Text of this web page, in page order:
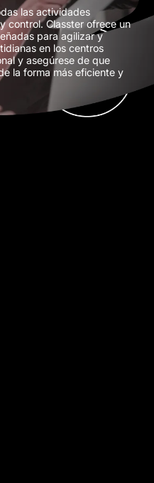
las actividades
control. Classter ofrece un
para agilizar y
en los centros
y asegúrese de que
la forma más eficiente y